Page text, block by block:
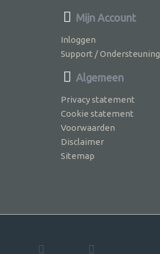
Mijn Account
Inloggen
Support / Ondersteuning
Algemeen
Privacy statement
Cookie statement
Voorwaarden
Disclaimer
Sitemap